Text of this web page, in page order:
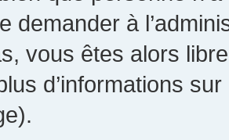
demander à
vous êtes alors
d’informations